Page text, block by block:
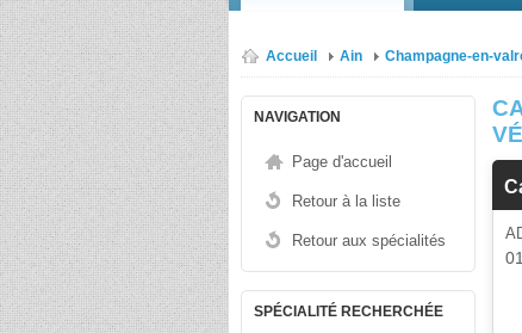
Accueil Ain Champagne-en-
NAVIGATION
Page d'accueil
Retour à la liste
Retour aux spécialités
SPÉCIALITÉ RECHERCHÉE